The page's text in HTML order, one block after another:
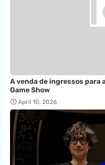
A venda de ingressos para
Game Show
April 10, 2026